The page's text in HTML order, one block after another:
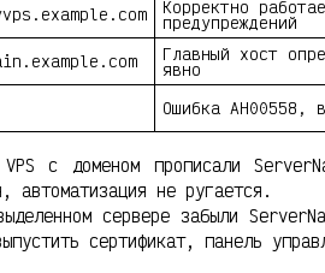
Корректно
предупреждений
Главный хост
явно
Ошибка AH00558,
с доменом прописали
автоматизация не ругается.
сервере забыли
сертификат, панель